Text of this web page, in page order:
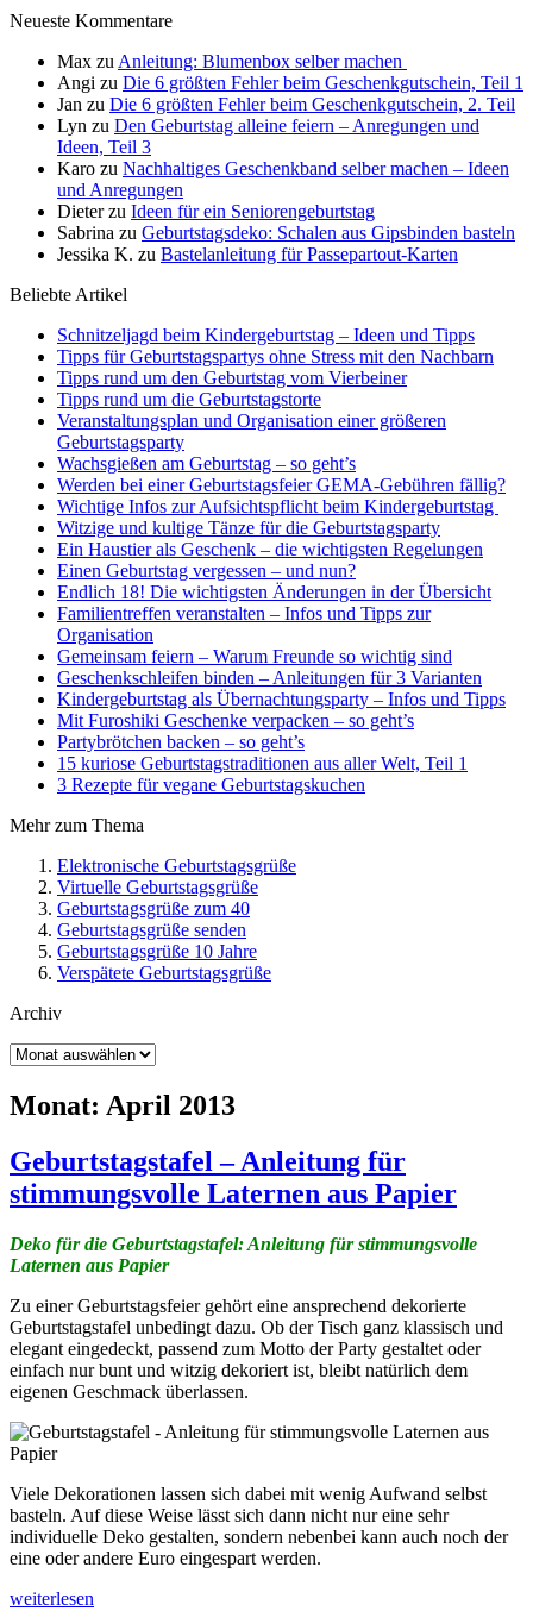
Neueste Kommentare
Max zu Anleitung: Blumenbox selber machen
Angi zu Die 6 größten Fehler beim Geschenkgutschein, Teil 1
Jan zu Die 6 größten Fehler beim Geschenkgutschein, 2. Teil
Lyn zu Den Geburtstag alleine feiern – Anregungen und
Ideen, Teil 3
Karo zu Nachhaltiges Geschenkband selber machen – Ideen
und Anregungen
Dieterzu Ideen für ein Seniorengeburtstag
Sabrina zu Geburtstagsdeko: Schalen aus Gipsbinden basteln
Jessika K. zu Bastelanleitung für Passepartout-Karten
Beliebte Artikel
Schnitzeljagd beim Kindergeburtstag – Ideen und Tipps
Tipps für Geburtstagspartys ohne Stress mit den Nachbarn
Tipps rund um den Geburtstag vom Vierbeiner
Tipps rund um die Geburtstagstorte
Veranstaltungsplan und Organisation einer größeren
Geburtstagsparty
Wachsgießen am Geburtstag – so geht’s
Werden bei einer Geburtstagsfeier GEMA-Gebühren fällig?
Wichtige Infos zur Aufsichtspflicht beim Kindergeburtstag
Witzige und kultige Tänze für die Geburtstagsparty
Ein Haustier als Geschenk – die wichtigsten Regelungen
Einen Geburtstag vergessen – und nun?
Endlich 18! Die wichtigsten Änderungen in der Übersicht
Familientreffen veranstalten – Infos und Tipps zur
Organisation
Gemeinsam feiern – Warum Freunde so wichtig sind
Geschenkschleifen binden – Anleitungen für 3 Varianten
Kindergeburtstag als Übernachtungsparty – Infos und Tipps
Mit Furoshiki Geschenke verpacken – so geht’s
Partybrötchen backen – so geht’s
15 kuriose Geburtstagstraditionen aus aller Welt, Teil 1
3 Rezepte für vegane Geburtstagskuchen
Mehr zum Thema
Elektronische Geburtstagsgrüße
Virtuelle Geburtstagsgrüße
Geburtstagsgrüße zum 40
Geburtstagsgrüße senden
Geburtstagsgrüße 10 Jahre
Verspätete Geburtstagsgrüße
Archiv
Archiv
Monat: April 2013
Geburtstagstafel – Anleitung für
stimmungsvolle Laternen aus Papier
Deko für die Geburtstagstafel: Anleitung für stimmungsvolle
Laternen aus Papier
Zu einer Geburtstagsfeier gehört eine ansprechend dekorierte
Geburtstagstafel unbedingt dazu. Ob der Tisch ganz klassisch und
elegant eingedeckt, passend zum Motto der Party gestaltet oder
einfach nur bunt und witzig dekoriert ist, bleibt natürlich dem
eigenen Geschmack überlassen.
Viele Dekorationen lassen sich dabei mit wenig Aufwand selbst
basteln. Auf diese Weise lässt sich dann nicht nur eine sehr
individuelle Deko gestalten, sondern nebenbei kann auch noch der
eine oder andere Euro eingespart werden.
Geburtstagstafel
weiterlesen